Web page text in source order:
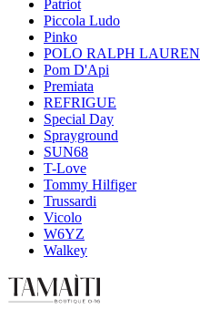
Patriot
Piccola Ludo
Pinko
POLO RALPH LAUREN
Pom D'Api
Premiata
REFRIGUE
Special Day
Sprayground
SUN68
T-Love
Tommy Hilfiger
Trussardi
Vicolo
W6YZ
Walkey